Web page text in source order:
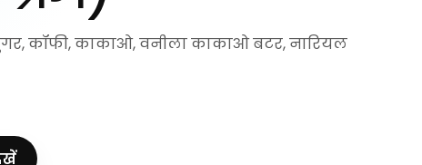
कॉफी, काकाओ, वनीला काकाओ बटर, नारियल